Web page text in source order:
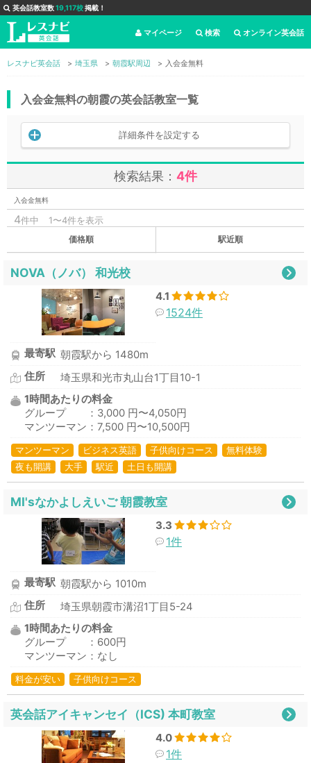
英会話教室数19,117校掲載！
オンライン英会話
検索
マイページ
レスナビ英会話 埼玉県 朝霞駅周辺 入会金無料
入会金無料の朝霞の英会話教室一覧
詳細条件を設定する
検索結果： 4件
入会金無料
4件中 1〜4件を表示
価格順 駅近順
NOVA（ノバ） 和光校
4.1
1524件
最寄駅 朝霞駅から 1480m
住所
埼玉県和光市丸山台1丁目10-1
1時間あたりの料金
グループ ：3,000 円〜4,050円
マンツーマン：7,500 円〜10,500円
マンツーマン ビジネス英語 子供向けコース
無料体験
夜も開講
大手 駅近 土日も開講
MI'sなかよしえいご 朝霞教室
3.3
1件
最寄駅 朝霞駅から 1010m
住所
埼玉県朝霞市溝沼1丁目5-24
1時間あたりの料金
グループ ：600円
マンツーマン：なし
料金が安い 子供向けコース
英会話アイキャンセイ（ICS) 本町教室
4.0
1件